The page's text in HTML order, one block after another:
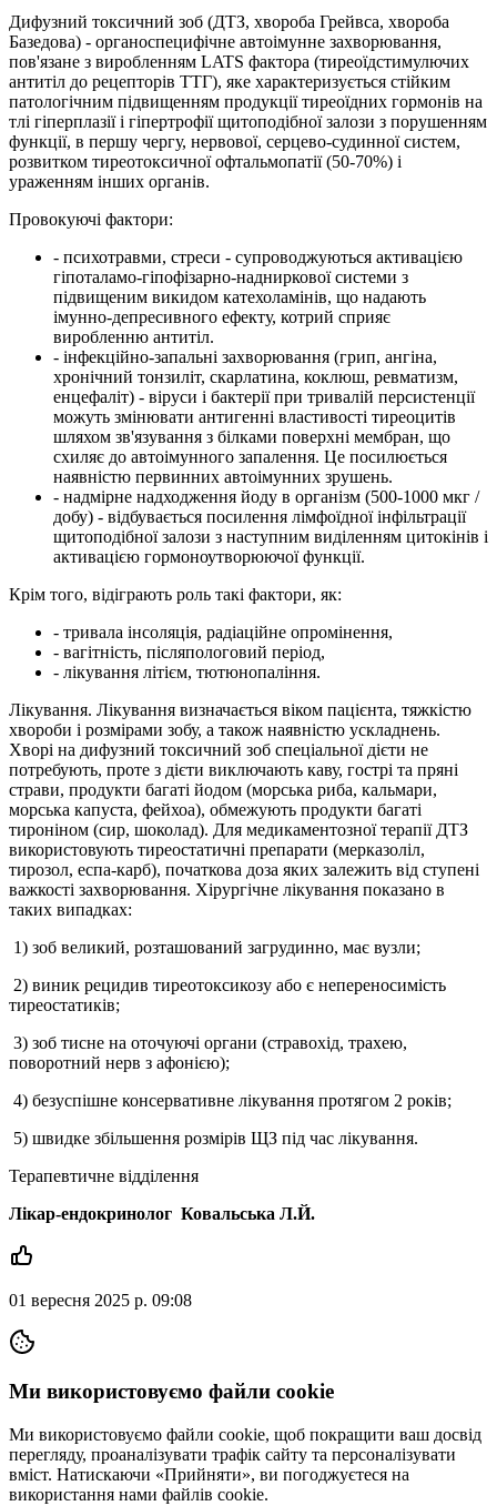
Дифузний токсичний зоб (ДТЗ, хвороба Грейвса, хвороба
Базедова) - органоспецифічне автоімунне захворювання,
пов'язане з виробленням LATS фактора (тиреоїдстимулючих
антитіл до рецепторів ТТГ), яке характеризується стійким
патологічним підвищенням продукції тиреоїдних гормонів на
тлі гіперплазії і гіпертрофії щитоподібної залози з порушенням
функції, в першу чергу, нервової, серцево-судинної систем,
розвитком тиреотоксичної офтальмопатії (50-70%) і
ураженням інших органів.
Провокуючі фактори:
- психотравми, стреси - супроводжуються активацією
гіпоталамо-гіпофізарно-надниркової системи з
підвищеним викидом катехоламінів, що надають
імунно-депресивного ефекту, котрий сприяє
виробленню антитіл.
- інфекційно-запальні захворювання (грип, ангіна,
хронічний тонзиліт, скарлатина, коклюш, ревматизм,
енцефаліт) - віруси і бактерії при тривалій персистенції
можуть змінювати антигенні властивості тиреоцитів
шляхом зв'язування з білками поверхні мембран, що
схиляє до автоімунного запалення. Це посилюється
наявністю первинних автоімунних зрушень.
- надмірне надходження йоду в організм (500-1000 мкг /
добу) - відбувається посилення лімфоїдної інфільтрації
щитоподібної залози з наступним виділенням цитокінів і
активацією гормоноутворюючої функції.
Крім того, відіграють роль такі фактори, як:
- тривала інсоляція, радіаційне опромінення,
- вагітність, післяпологовий період,
- лікування літієм, тютюнопаління.
Лікування. Лікування визначається віком пацієнта, тяжкістю
хвороби і розмірами зобу, а також наявністю ускладнень.
Хворі на дифузний токсичний зоб спеціальної дієти не
потребують, проте з дієти виключають каву, гострі та пряні
страви, продукти багаті йодом (морська риба, кальмари,
морська капуста, фейхоа), обмежують продукти багаті
тироніном (сир, шоколад). Для медикаментозної терапії ДТЗ
використовують тиреостатичні препарати (мерказоліл,
тирозол, еспа-карб), початкова доза яких залежить від ступені
важкості захворювання. Хірургічне лікування показано в
таких випадках:
1) зоб великий, розташований загрудинно, має вузли;
2) виник рецидив тиреотоксикозу або є непереносимість
тиреостатиків;
3) зоб тисне на оточуючі органи (стравохід, трахею,
поворотний нерв з афонією);
4) безуспішне консервативне лікування протягом 2 років;
5) швидке збільшення розмірів ЩЗ під час лікування.
Терапевтичне відділення
Лікар-ендокринолог Ковальська Л.Й.
01 вересня 2025 р. 09:08
Ми використовуємо файли cookie
Ми використовуємо файли cookie, щоб покращити ваш досвід
перегляду, проаналізувати трафік сайту та персоналізувати
вміст. Натискаючи «Прийняти», ви погоджуєтеся на
використання нами файлів cookie.